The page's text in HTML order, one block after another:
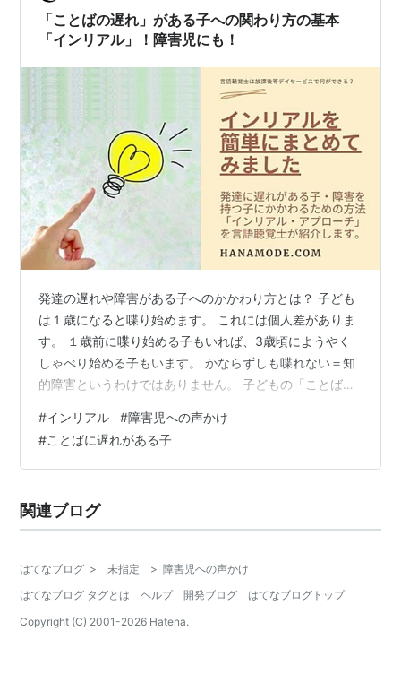
「ことばの遅れ」がある子への関わり方の基本
「インリアル」！障害児にも！
発達の遅れや障害がある子へのかかわり方とは？ 子ども
は１歳になると喋り始めます。 これには個人差がありま
す。 １歳前に喋り始める子もいれば、3歳頃にようやく
しゃべり始める子もいます。 かならずしも喋れない＝知
的障害というわけではありません。 子どもの「ことば」
す。 しかし、どうしても比べてしまうかもしれません。
では大人たちが子どもにしてあげられることはあるので
しょうか？ ここでは、そんな「ことば」が遅れている子
ル・アプローチ」という方法です。 聞いたことがある人
もいるかもしれません。 誰にでもで…
#インリアル #障害児への声かけ
#ことばに遅れがある子
関連ブログ
はてなブログ > 未指定 > 障害児への声かけ
はてなブログ タグとは
ヘルプ 開発ブログ
はてなブログトップ
Copyright (C) 2001-2026 Hatena.